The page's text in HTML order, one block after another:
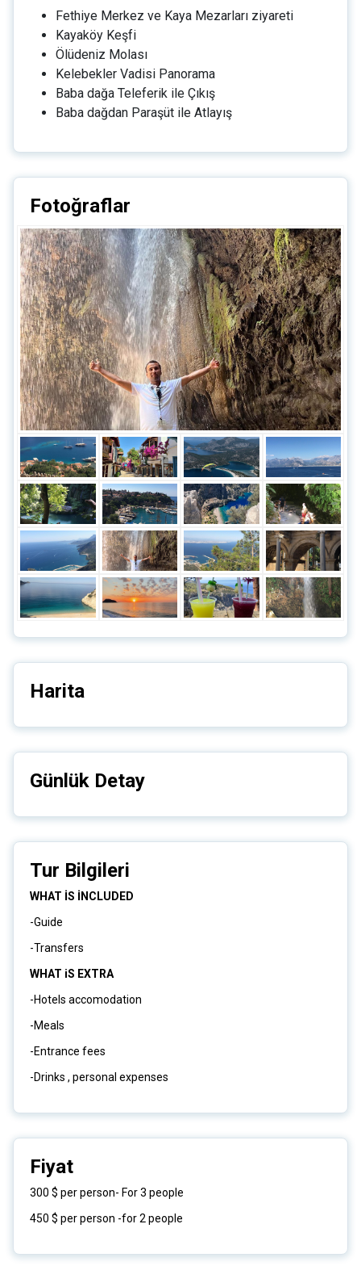
Fethiye Merkez ve Kaya Mezarları ziyareti
Kayaköy Keşfi
Ölüdeniz Molası
Kelebekler Vadisi Panorama
Baba dağa Teleferik ile Çıkış
Baba dağdan Paraşüt ile Atlayış
Fotoğraflar
Harita
Günlük Detay
Tur Bilgileri
WHAT İS İNCLUDED
-Guide
-Transfers
WHAT iS EXTRA
-Hotels accomodation
-Meals
-Entrance fees
-Drinks , personal expenses
Fiyat
300 $ per person- For 3 people
450 $ per person -for 2 people